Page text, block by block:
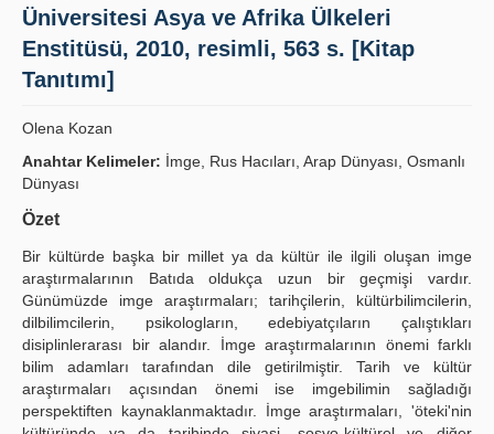
Guidelines
Contact Us
Üniversitesi Asya ve Afrika Ülkeleri
Enstitüsü, 2010, resimli, 563 s. [Kitap
Tanıtımı]
Olena Kozan
Anahtar Kelimeler: İmge, Rus Hacıları, Arap Dünyası, Osmanlı
Dünyası
Özet
Bir kültürde başka bir millet ya da kültür ile ilgili oluşan imge
araştırmalarının Batıda oldukça uzun bir geçmişi vardır.
Günümüzde imge araştırmaları; tarihçilerin, kültürbilimcilerin,
dilbilimcilerin, psikologların, edebiyatçıların çalıştıkları
disiplinlerarası bir alandır. İmge araştırmalarının önemi farklı
bilim adamları tarafından dile getirilmiştir. Tarih ve kültür
araştırmaları açısından önemi ise imgebilimin sağladığı
perspektiften kaynaklanmaktadır. İmge araştırmaları, 'öteki'nin